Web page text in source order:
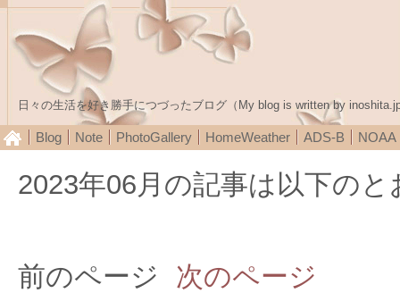
日々の生活を好き勝手につづったブログ（My blog is written by
Blog Note PhotoGallery HomeWeather ADS-B NOAA
2023年06月の記事は以下の
前のページ 次のページ